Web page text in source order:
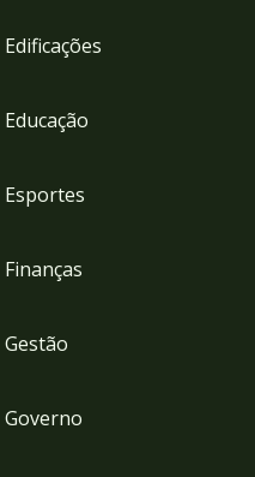
Edificações
Educação
Esportes
Finanças
Gestão
Governo